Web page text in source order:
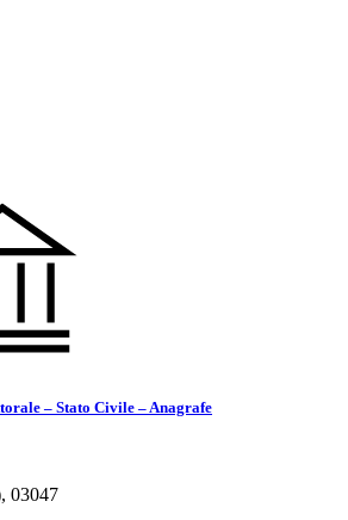
– Stato Civile – Anagrafe
03047